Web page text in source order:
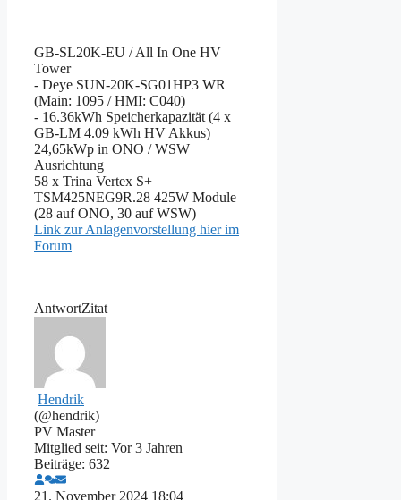
GB-SL20K-EU / All In One HV
Tower
- Deye SUN-20K-SG01HP3 WR
(Main: 1095 / HMI: C040)
- 16.36kWh Speicherkapazität (4 x
GB-LM 4.09 kWh HV Akkus)
24,65kWp in ONO / WSW
Ausrichtung
58 x Trina Vertex S+
TSM425NEG9R.28 425W Module
(28 auf ONO, 30 auf WSW)
Link zur Anlagenvorstellung hier im
Forum
AntwortZitat
Hendrik
(@hendrik)
PV Master
Mitglied seit: Vor 3 Jahren
Beiträge: 632
21. November 2024 18:04